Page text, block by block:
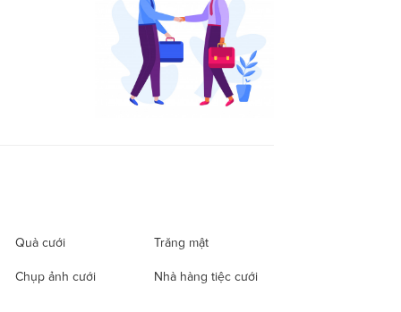
Quà cưới Trăng mật
Chụp ảnh cưới Nhà hàng tiệc cưới